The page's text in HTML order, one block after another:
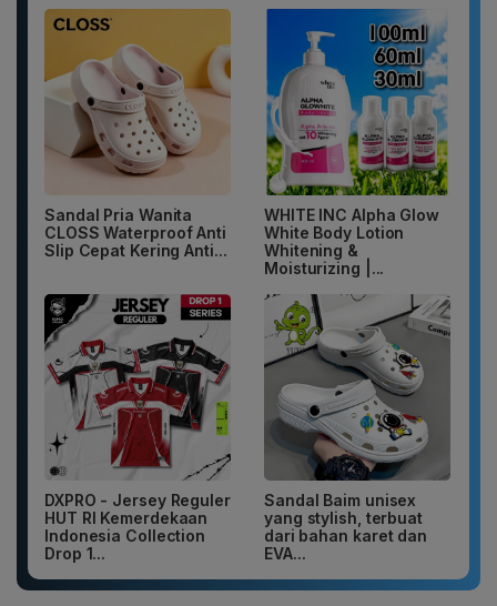
Sandal Pria Wanita
CLOSS Waterproof Anti
Slip Cepat Kering Anti...
WHITE INC Alpha Glow
White Body Lotion
Whitening &
Moisturizing |...
DXPRO - Jersey Reguler
HUT RI Kemerdekaan
Indonesia Collection
Drop 1...
Sandal Baim unisex
yang stylish, terbuat
dari bahan karet dan
EVA...